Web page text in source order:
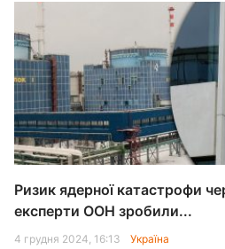
Ризик ядерної катастрофи
експерти ООН зробили...
4 грудня 2024, 16:13 Україна